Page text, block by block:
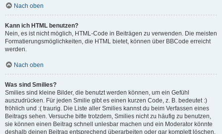
Nach oben
Kann ich HTML benutzen?
Nein, es ist nicht möglich, HTML-Code in Beiträgen zu verwenden. Die meisten
Formatierungsmöglichkeiten, die HTML bietet, können über BBCode erreicht
werden.
Nach oben
Was sind Smilies?
Smilies sind kleine Bilder, die benutzt werden können, um ein Gefühl
auszudrücken. Für jeden Smilie gibt es einen kurzen Code, z. B. bedeutet :)
fröhlich und :( traurig. Die Liste aller Smilies kannst du beim Verfassen eines
Beitrags sehen. Versuche bitte trotzdem, Smilies nicht zu häufig zu benutzen,
sie können einen Beitrag schnell unlesbar machen und ein Moderator könnte
deshalb deinen Beitrag entsprechend überarbeiten oder gar komplett löschen.